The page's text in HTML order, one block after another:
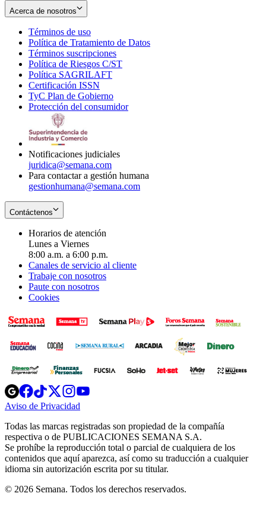
Acerca de nosotros
Términos de uso
in
new
window
Política de Tratamiento de Datos
Términos suscripciones
in
Política de Riesgos C/ST
Política SAGRILAFT
new
window
Certificación ISSN
in
new
TyC Plan de Gobierno
in
Protección del consumidorOpens
Notificaciones judiciales
juridica@semana.com
Para contactar a gestión humana
gestionhumana@semana.com
Contáctenos
Horarios de atención
Lunes a Viernes
8:00 a.m. a 6:00 p.m.
Canales de servicio al cliente
Trabaje con nosotros
Paute con nosotros
Cookies
Opens
in
new
Opens
in
new
Opens
in
new
window
Opens
new
windowwindow
Aviso de Privacidad
new
window
Todas las marcas registradas son propiedad de la compañía
respectiva o de PUBLICACIONES SEMANA S.A.
Se prohíbe la reproducción total o parcial de cualquiera de los
contenidos que aquí aparezca, así como su traducción a cualquier
idioma sin autorización escrita por su titular.
© 2026 Semana. Todos los derechos reservados.